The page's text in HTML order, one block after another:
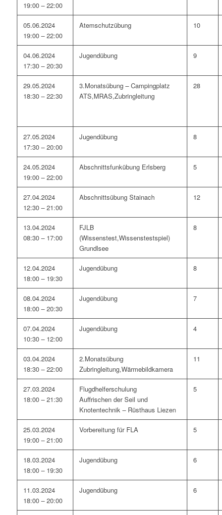
19:00 – 22:00
05.06.2024
19:00 – 22:00
Atemschutzübung 10
04.06.2024
17:30 – 20:30
Jugendübung 9
29.05.2024
18:30 – 22:30
3.Monatsübung – Campingplatz
ATS,MRAS,Zubringleitung
28
27.05.2024
17:30 – 20:00
Jugendübung 8
24.05.2024
19:00 – 22:00
Abschnittsfunkübung Erlsberg 5
27.04.2024
12:30 – 21:00
Abschnittsübung Stainach 12
13.04.2024
08:30 – 17:00
FJLB
(Wissenstest,Wissenstestspiel)
Grundlsee
8
12.04.2024
18:00 – 19:30
Jugendübung 8
08.04.2024
18:00 – 20:30
Jugendübung 7
07.04.2024
10:30 – 12:00
Jugendübung 4
03.04.2024
18:30 – 22:00
2.Monatsübung
Zubringleitung,Wärmebildkamera
11
27.03.2024
18:00 – 21:30
Flugdhelferschulung
Auffrischen der Seil und
Knotentechnik – Rüsthaus Liezen
5
25.03.2024
19:00 – 21:00
Vorbereitung für FLA 5
18.03.2024
18:00 – 19:30
Jugendübung 6
11.03.2024
18:00 – 20:00
Jugendübung 6